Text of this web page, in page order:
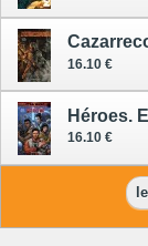
16.10 €
16.10 €